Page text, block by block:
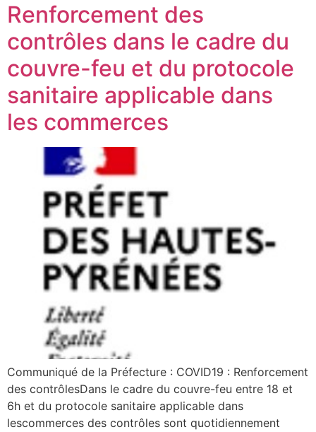
Renforcement des
contrôles dans le cadre du
couvre-feu et du protocole
sanitaire applicable dans
les commerces
Communiqué de la Préfecture : COVID19 : Renforcement
des contrôlesDans le cadre du couvre-feu entre 18 et
6h et du protocole sanitaire applicable dans
lescommerces des contrôles sont quotidiennement